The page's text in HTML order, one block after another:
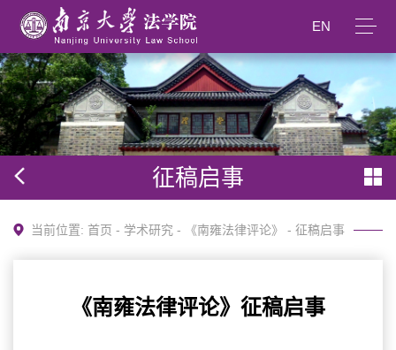
EN
征稿启事
当前位置: 首页 - 学术研究 - 《南雍法律评论》 - 征稿启事
《南雍法律评论》征稿启事